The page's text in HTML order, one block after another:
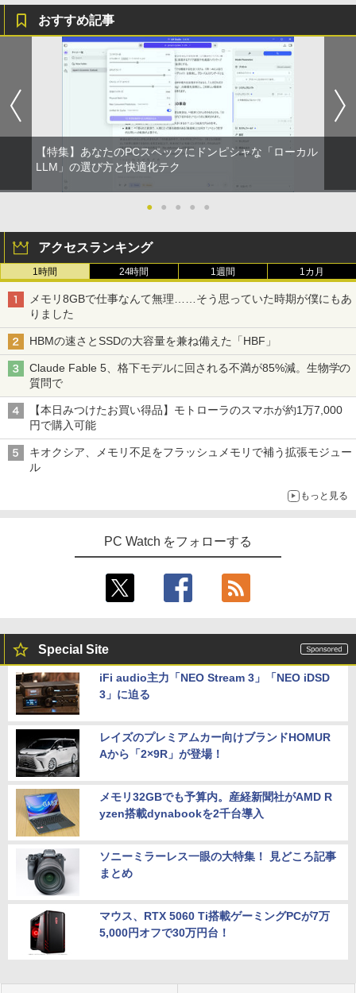
4
に魔術を極めます（24） 【電子書籍】[
石沢庸介 ]
￥825
タッチペンで音が聞ける！はじめてずか
ん1000 英語つき [ 小学館 ]
￥5,478
軽量 ブルートゥースHi-Fi 最大36時間再生 ぶ
るーとゅーす コードレス ENCノイズキャン
セリング 自動ペアリング Type-C充電 マイク
付き 防水 タッチ式音量調整 スポーツ/通勤/通
学/WEB会議(ホワイト)
￥1,964
Xiaomi シャオミ REDMI Buds 8 Lite ワイヤ
リング ANC 36時間再生
￥250
BUGS LIFE
￥250
強炭酸水 ペットボトル 500ミリリットル (Sm
art Basic)
￥1,625
コカ・コーラ やかんの麦茶 from 爽健美茶 ラ
ベルレス 650mlPET×24本
￥2,009
￥572
スーパーの裏でヤニ吸うふたり 9巻 (デジタル
版ビッグガンガンコミックス)
￥810
おすすめ記事
【特集】あなたのPCスペックにドンピシャな「ローカル
LLM」の選び方と快適化テク
● ● ● ● ●
アクセスランキング
1時間 24時間 1週間 1カ月
メモリ8GBで仕事なんて無理……そう思っていた時期が僕にもあ
りました
HBMの速さとSSDの大容量を兼ね備えた「HBF」
Claude Fable 5、格下モデルに回される不満が85%減。生物学の
質問で
【本日みつけたお買い得品】モトローラのスマホが約1万7,000
円で購入可能
キオクシア、メモリ不足をフラッシュメモリで補う拡張モジュー
ル
もっと見る
PC Watch をフォローする
Special Site
iFi audio主力「NEO Stream 3」「NEO iDSD
3」に迫る
レイズのプレミアムカー向けブランドHOMUR
Aから「2×9R」が登場！
メモリ32GBでも予算内。産経新聞社がAMD R
yzen搭載dynabookを2千台導入
ソニーミラーレス一眼の大特集！ 見どころ記事
まとめ
マウス、RTX 5060 Ti搭載ゲーミングPCが7万
5,000円オフで30万円台！